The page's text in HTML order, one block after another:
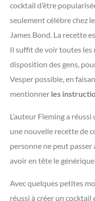
cocktail d’être
seulement célèbre chez
James Bond. La recette
Il suffit de voir toutes les
disposition des gens,
Vesper possible, en
mentionner les
L’auteur Fleming a
une nouvelle recette de
personne ne peut passer
avoir en tête le
Avec quelques petites
réussi à créer un